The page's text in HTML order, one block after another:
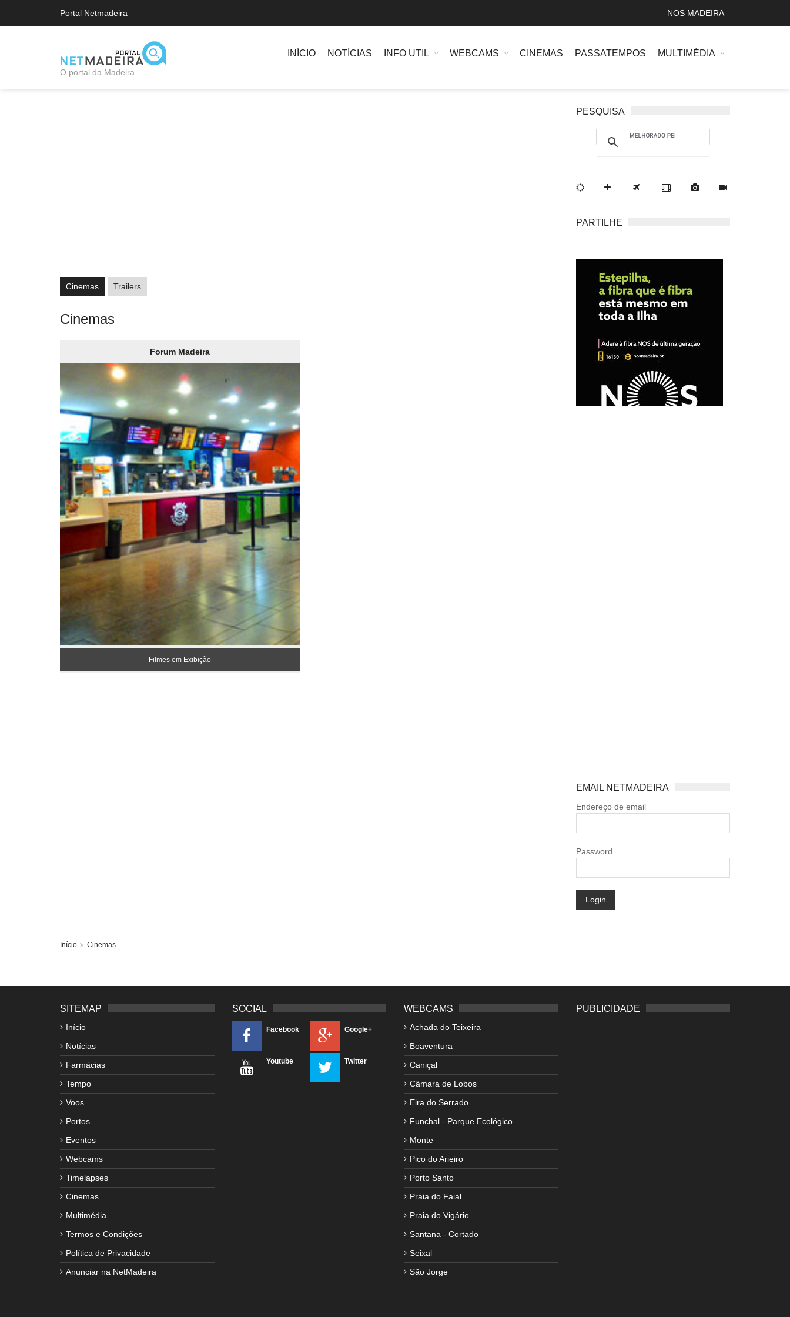
Portal Netmadeira NOS MADEIRA
O portal da Madeira
INÍCIO NOTÍCIAS INFO UTIL WEBCAMS CINEMAS PASSATEMPOS MULTIMÉDIA
Cinemas Trailers
Cinemas
Forum Madeira
Filmes em Exibição
PESQUISA
PARTILHE
EMAIL NETMADEIRA
Endereço de email
Password
Login
Início Cinemas
SITEMAP
Início
Notícias
Farmácias
Tempo
Voos
Portos
Eventos
Webcams
Timelapses
Cinemas
Multimédia
Termos e Condições
Política de Privacidade
Anunciar na NetMadeira
SOCIAL
Facebook Google+
Youtube Twitter
WEBCAMS
Achada do Teixeira
Boaventura
Caniçal
Câmara de Lobos
Eira do Serrado
Funchal - Parque Ecológico
Monte
Pico do Arieiro
Porto Santo
Praia do Faial
Praia do Vigário
Santana - Cortado
Seixal
São Jorge
PUBLICIDADE